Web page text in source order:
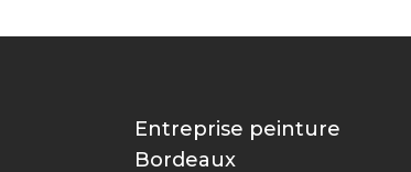
Entreprise peinture
Bordeaux